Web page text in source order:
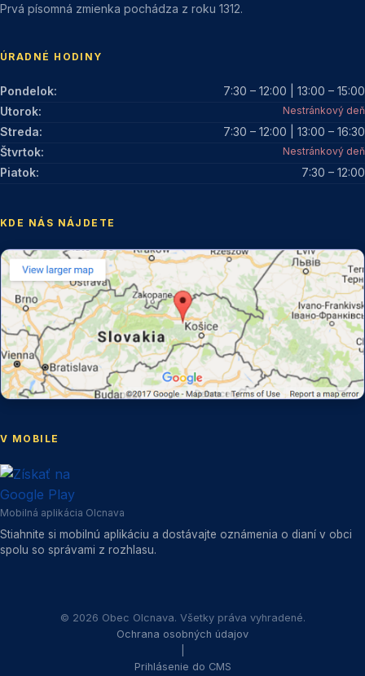
Prvá písomná zmienka pochádza z roku 1312.
ÚRADNÉ HODINY
Pondelok:
7:30 – 12:00 | 13:00 – 15:00
Utorok:
Nestránkový deň
Streda:
7:30 – 12:00 | 13:00 – 16:30
Štvrtok:
Nestránkový deň
Piatok: 7:30 – 12:00
KDE NÁS NÁJDETE
V MOBILE
Mobilná aplikácia Olcnava
Stiahnite si mobilnú aplikáciu a dostávajte oznámenia o dianí v obci
spolu so správami z rozhlasu.
© 2026 Obec Olcnava. Všetky práva vyhradené.
Ochrana osobných údajov
Prihlásenie do CMS